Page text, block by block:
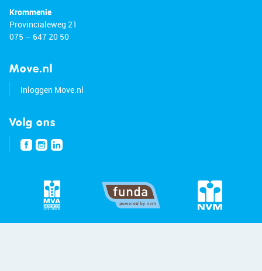
Krommenie
Provincialeweg 21
075 – 647 20 50
Move.nl
Inloggen Move.nl
Volg ons